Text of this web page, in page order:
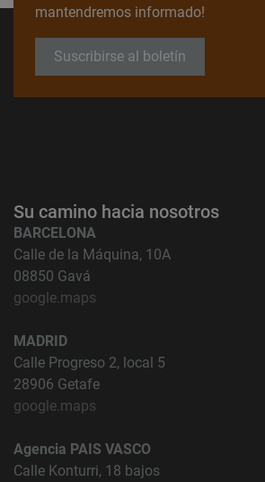
mantendremos informado!
Suscribirse al boletín
Su camino hacia nosotros
BARCELONA
Calle de la Máquina, 10A
08850 Gavá
google.maps
MADRID
Calle Progreso 2, local 5
28906 Getafe
google.maps
Agencia PAIS VASCO
Calle Konturri, 18 bajos